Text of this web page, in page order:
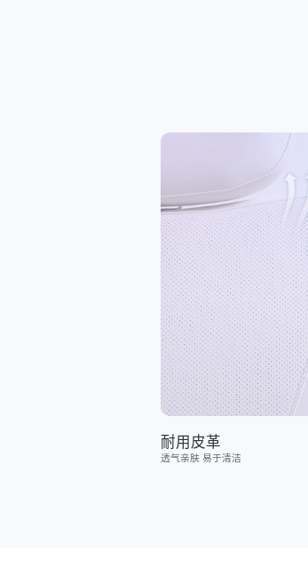
耐用皮革
透气亲肤 易于清洁